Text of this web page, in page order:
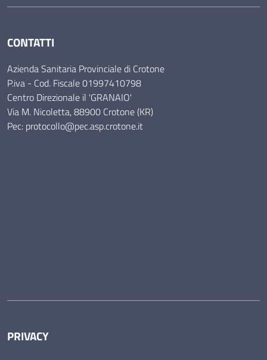
CONTATTI
Azienda Sanitaria Provinciale di Crotone
P.iva - Cod. Fiscale 01997410798
Centro Direzionale il 'GRANAIO'
Via M. Nicoletta, 88900 Crotone (KR)
Pec: protocollo@pec.asp.crotone.it
PRIVACY